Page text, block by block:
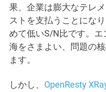
果、企業は膨大なテレ
ストを支払うことにな
めて低いS/N比です。
海をさまよい、問題の
ます。
しかし、 OpenResty